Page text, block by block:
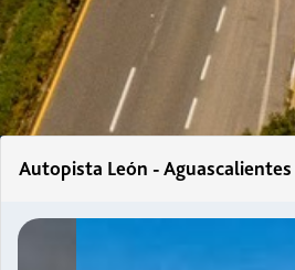
Autopista León - Aguascalientes